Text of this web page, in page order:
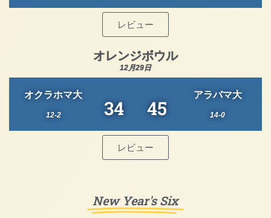
レビュー
オレンジボウル
12月29日
オクラホマ大
12-2 34 45
アラバマ大
14-0
レビュー
New Year's Six